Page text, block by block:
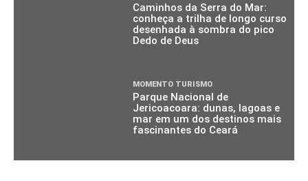
Caminhos da Serra do Mar:
conheça a trilha de longo curso
desenhada à sombra do pico
Dedo de Deus
MOMENTO TURISMO
Parque Nacional de
Jericoacoara: dunas, lagoas e
mar em um dos destinos mais
fascinantes do Ceará